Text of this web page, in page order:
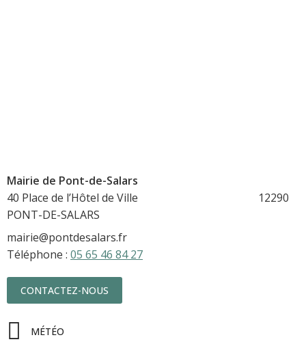
Mairie de Pont-de-Salars
40 Place de l’Hôtel de Ville 12290
PONT-DE-SALARS
mairie@pontdesalars.fr
Téléphone : 05 65 46 84 27
CONTACTEZ-NOUS
MÉTÉO